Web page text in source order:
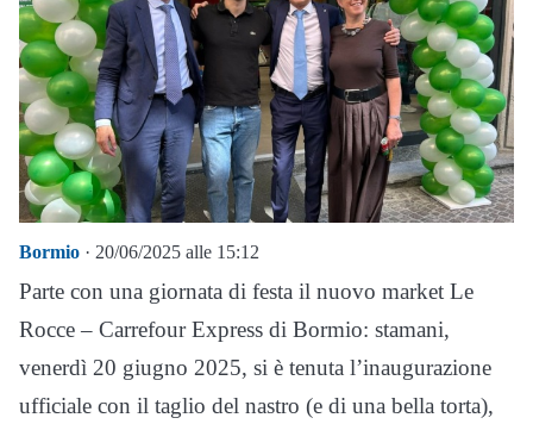
Bormio · 20/06/2025 alle 15:12
Parte con una giornata di festa il nuovo market Le
Rocce – Carrefour Express di Bormio: stamani,
venerdì 20 giugno 2025, si è tenuta l’inaugurazione
ufficiale con il taglio del nastro (e di una bella torta),